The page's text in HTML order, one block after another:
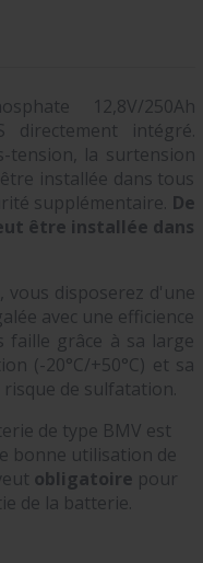
12,8V/250Ah
directement intégré.
tension, la surtension
installée dans tous
supplémentaire. De
être installée dans
vous disposerez d'une
avec une efficience
faille grâce à sa large
(-20°C/+50°C) et sa
de sulfatation.
de type BMV est
bonne utilisation de
obligatoire pour
de la batterie.